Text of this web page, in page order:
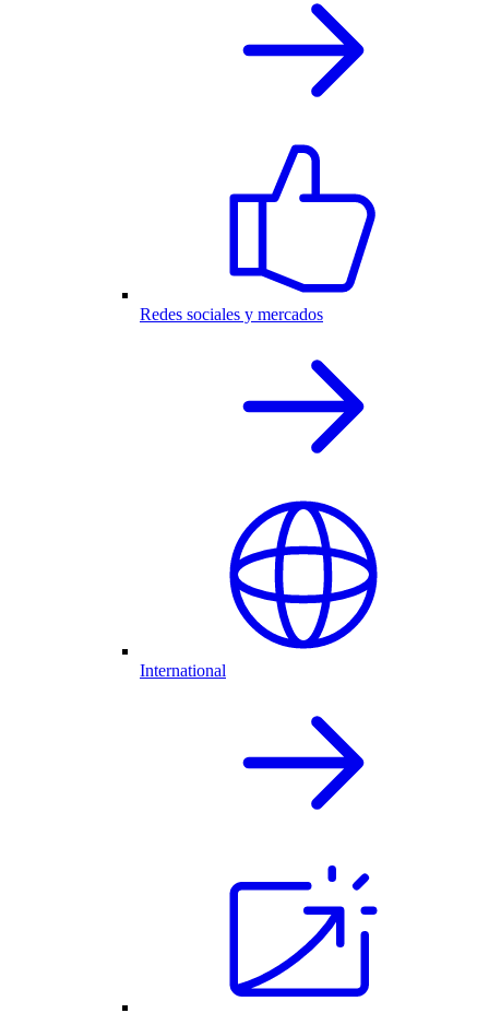
Redes sociales y mercados
International